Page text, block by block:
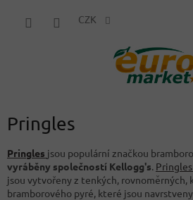
CZK
Pringles
Pringles jsou populární značkou
vyráběny společností Kellogg's. Pringles
jsou vytvořeny z tenkých, rovnoměrných,
bramborového pyré, které jsou